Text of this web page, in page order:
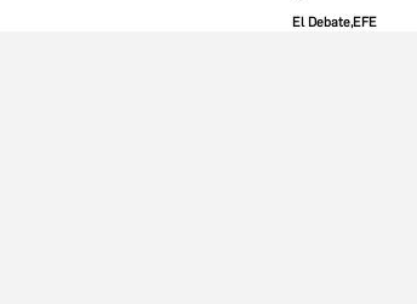
El Debate,EFE